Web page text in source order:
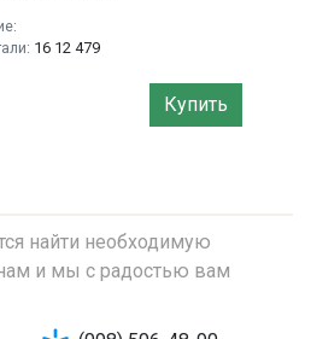
16 12 479
Купить
найти необходимую
и мы с радостью вам